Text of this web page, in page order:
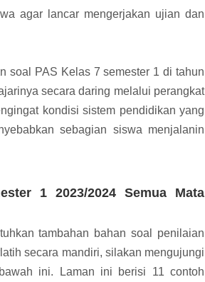
agar lancar mengerjakan ujian dan
soal PAS Kelas 7 semester 1 di tahun
secara daring melalui perangkat
kondisi sistem pendidikan yang
sebagian siswa menjalanin
1 2023/2024 Semua Mata
tambahan bahan soal penilaian
secara mandiri, silakan mengujungi
ini. Laman ini berisi 11 contoh